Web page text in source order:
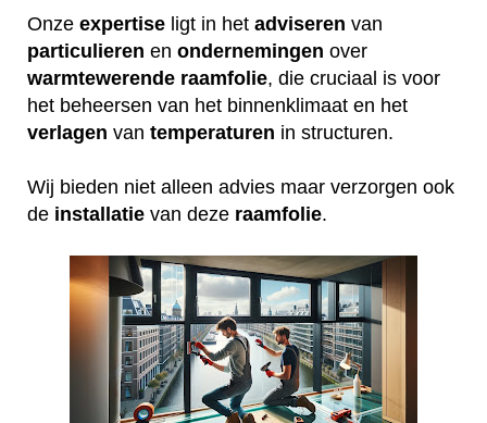
Onze expertise ligt in het adviseren van
particulieren en ondernemingen over
warmtewerende raamfolie, die cruciaal is voor
het beheersen van het binnenklimaat en het
verlagen van temperaturen in structuren.
Wij bieden niet alleen advies maar verzorgen ook
de installatie van deze raamfolie.